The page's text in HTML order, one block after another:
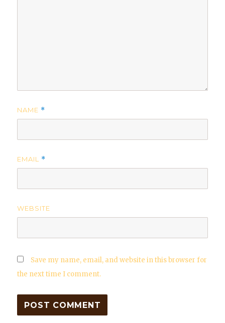
NAME *
EMAIL *
WEBSITE
Save my name, email, and website in this browser for
the next time I comment.